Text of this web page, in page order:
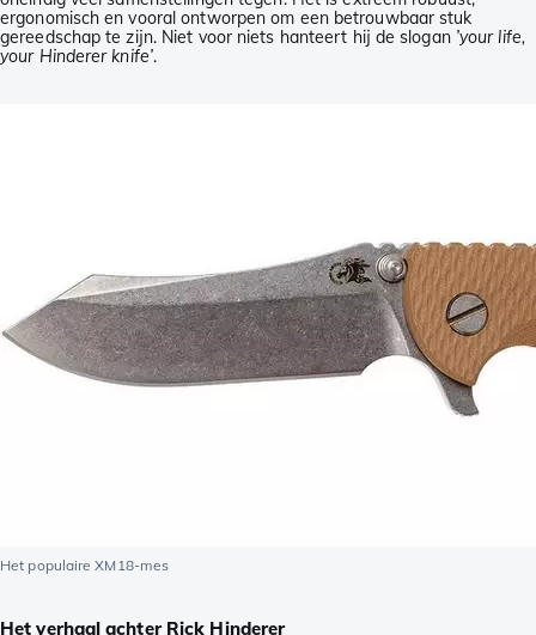
ergonomisch en vooral ontworpen om een betrouwbaar stuk
gereedschap te zijn. Niet voor niets hanteert hij de slogan ’your life,
your Hinderer knife’.
Het populaire XM18-mes
Het verhaal achter Rick Hinderer